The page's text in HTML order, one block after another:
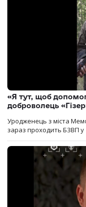
«Я тут, щоб
доброволець
Уродженець з міста
зараз проходить БЗВП